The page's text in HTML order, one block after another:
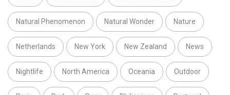
Natural Phenomenon Natural Wonder Nature
Netherlands New York New Zealand News
Nightlife North America Oceania Outdoor